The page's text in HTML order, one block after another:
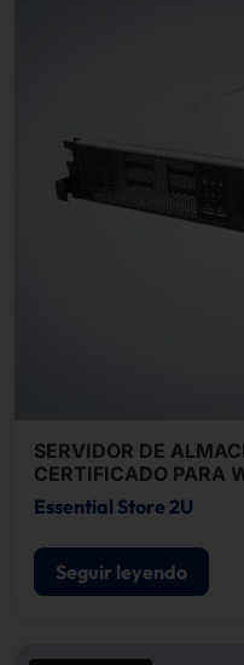
SERVIDOR DE
CERTIFICADO PARA
Essential Store 2U
Seguir leyendo